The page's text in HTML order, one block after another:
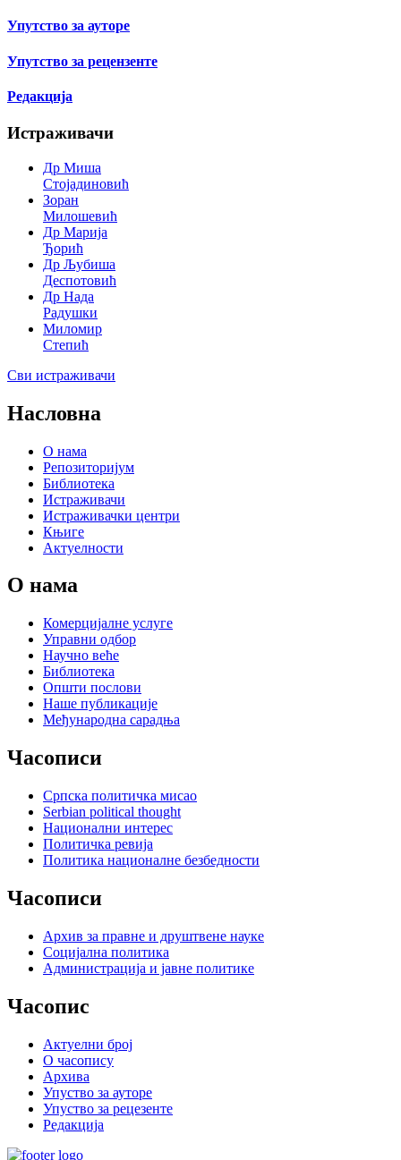
Упутство за ауторе
Упутство за рецензенте
Редакција
Истраживачи
Др Миша
Стојадиновић
Зоран
Милошевић
Др Марија
Ђорић
Др Љубиша
Деспотовић
Др Нада
Радушки
Миломир
Степић
Сви истраживачи
Насловна
О нама
Репозиторијум
Библиотека
Истраживачи
Истраживачки центри
Књиге
Актуелности
О нама
Комерцијалне услуге
Управни одбор
Научно веће
Библиотека
Општи послови
Наше публикације
Међународна сарадња
Часописи
Српска политичка мисао
Serbian political thought
Национални интерес
Политичка ревија
Политика националне безбедности
Часописи
Архив за правне и друштвене науке
Социјална политика
Администрација и јавне политике
Часопис
Актуелни број
О часопису
Архива
Упуство за ауторе
Упуство за рецезенте
Редакција